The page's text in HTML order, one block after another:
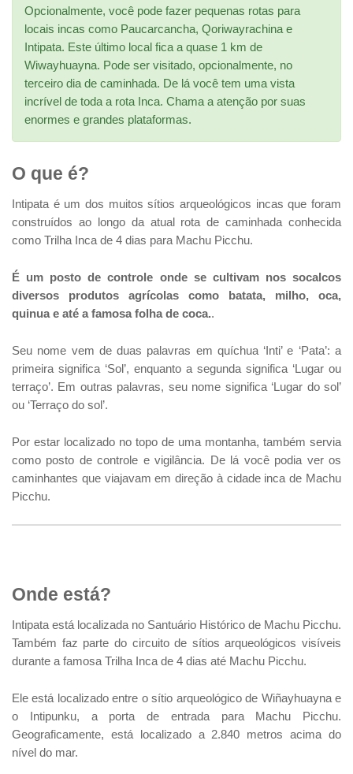
Opcionalmente, você pode fazer pequenas rotas para
locais incas como Paucarcancha, Qoriwayrachina e
Intipata. Este último local fica a quase 1 km de
Wiwayhuayna. Pode ser visitado, opcionalmente, no
terceiro dia de caminhada. De lá você tem uma vista
incrível de toda a rota Inca. Chama a atenção por suas
enormes e grandes plataformas.
O que é?
Intipata é um dos muitos sítios arqueológicos incas que foram
construídos ao longo da atual rota de caminhada conhecida
como Trilha Inca de 4 dias para Machu Picchu.
É um posto de controle onde se cultivam nos socalcos
diversos produtos agrícolas como batata, milho, oca,
quinua e até a famosa folha de coca..
Seu nome vem de duas palavras em quíchua ‘Inti’ e ‘Pata’: a
primeira significa ‘Sol’, enquanto a segunda significa ‘Lugar ou
terraço’. Em outras palavras, seu nome significa ‘Lugar do sol’
ou ‘Terraço do sol’.
Por estar localizado no topo de uma montanha, também servia
como posto de controle e vigilância. De lá você podia ver os
caminhantes que viajavam em direção à cidade inca de Machu
Picchu.
Onde está?
Intipata está localizada no Santuário Histórico de Machu Picchu.
Também faz parte do circuito de sítios arqueológicos visíveis
durante a famosa Trilha Inca de 4 dias até Machu Picchu.
Ele está localizado entre o sítio arqueológico de Wiñayhuayna e
o Intipunku, a porta de entrada para Machu Picchu.
Geograficamente, está localizado a 2.840 metros acima do
nível do mar.